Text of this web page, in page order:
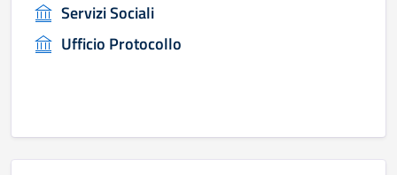
Servizi Sociali
Ufficio Protocollo